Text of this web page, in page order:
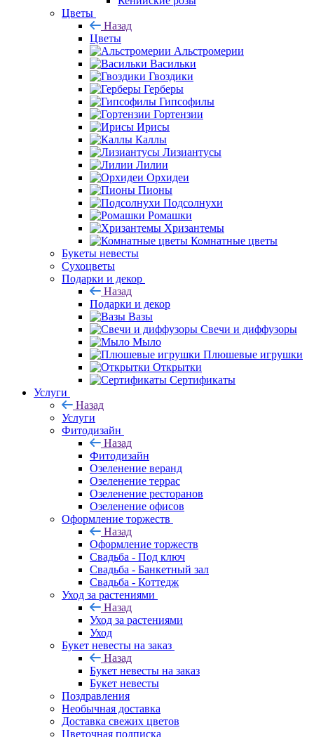
Цветы
Назад
Цветы
Альстромерии
Васильки
Гвоздики
Герберы
Гипсофилы
Гортензии
Ирисы
Каллы
Лизиантусы
Лилии
Орхидеи
Пионы
Подсолнухи
Ромашки
Хризантемы
Комнатные цветы
Букеты невесты
Сухоцветы
Подарки и декор
Назад
Подарки и декор
Вазы
Свечи и диффузоры
Мыло
Плюшевые игрушки
Открытки
Сертификаты
Услуги
Назад
Услуги
Фитодизайн
Назад
Фитодизайн
Озеленение веранд
Озеленение террас
Озеленение ресторанов
Озеленение офисов
Оформление торжеств
Назад
Оформление торжеств
Свадьба - Под ключ
Свадьба - Банкетный зал
Свадьба - Коттедж
Уход за растениями
Назад
Уход за растениями
Уход
Букет невесты на заказ
Назад
Букет невесты на заказ
Букет невесты
Поздравления
Необычная доставка
Доставка свежих цветов
Цветочная подписка